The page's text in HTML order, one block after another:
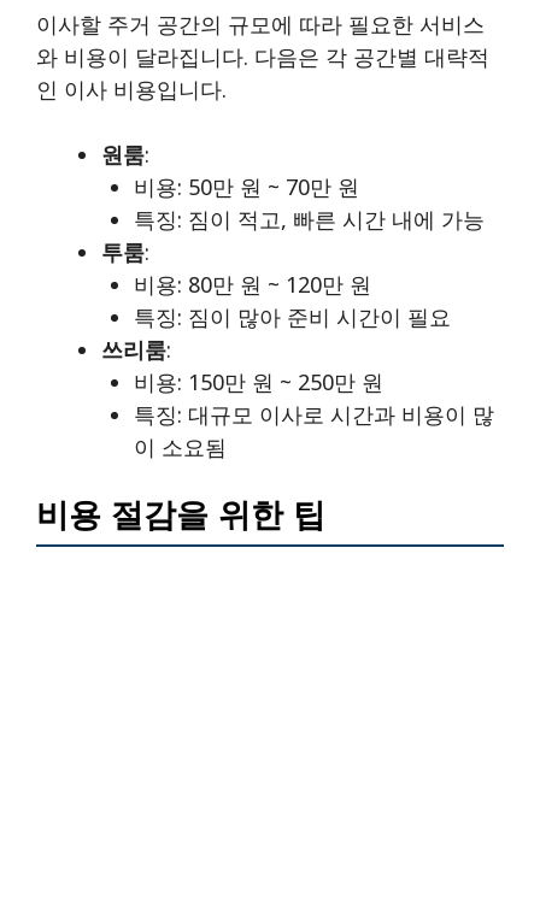
이사할 주거 공간의 규모에 따라 필요한 서비스
와 비용이 달라집니다. 다음은 각 공간별 대략적
인 이사 비용입니다.
원룸:
비용: 50만 원 ~ 70만 원
특징: 짐이 적고, 빠른 시간 내에 가능
투룸:
비용: 80만 원 ~ 120만 원
특징: 짐이 많아 준비 시간이 필요
쓰리룸:
비용: 150만 원 ~ 250만 원
특징: 대규모 이사로 시간과 비용이 많
이 소요됨
비용 절감을 위한 팁